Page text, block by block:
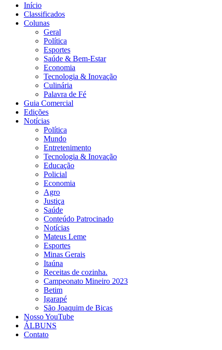
Início
Classificados
Colunas
Geral
Política
Esportes
Saúde & Bem-Estar
Economia
Tecnologia & Inovação
Culinária
Palavra de Fé
Guia Comercial
Edições
Notícias
Política
Mundo
Entretenimento
Tecnologia & Inovação
Educação
Policial
Economia
Agro
Justiça
Saúde
Conteúdo Patrocinado
Notícias
Mateus Leme
Esportes
Minas Gerais
Itaúna
Receitas de cozinha.
Campeonato Mineiro 2023
Betim
Igarapé
São Joaquim de Bicas
Nosso YouTube
ÁLBUNS
Contato